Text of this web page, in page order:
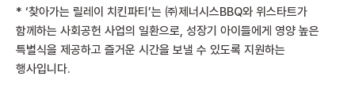
* ‘찾아가는 릴레이 치킨파티’는 ㈜제너시스BBQ와 위스타트가
함께하는 사회공헌 사업의 일환으로, 성장기 아이들에게 영양 높은
특별식을 제공하고 즐거운 시간을 보낼 수 있도록 지원하는
행사입니다.